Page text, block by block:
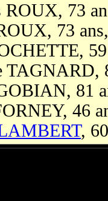
ROUX, 73
73
TAGNARD,
81
46
,